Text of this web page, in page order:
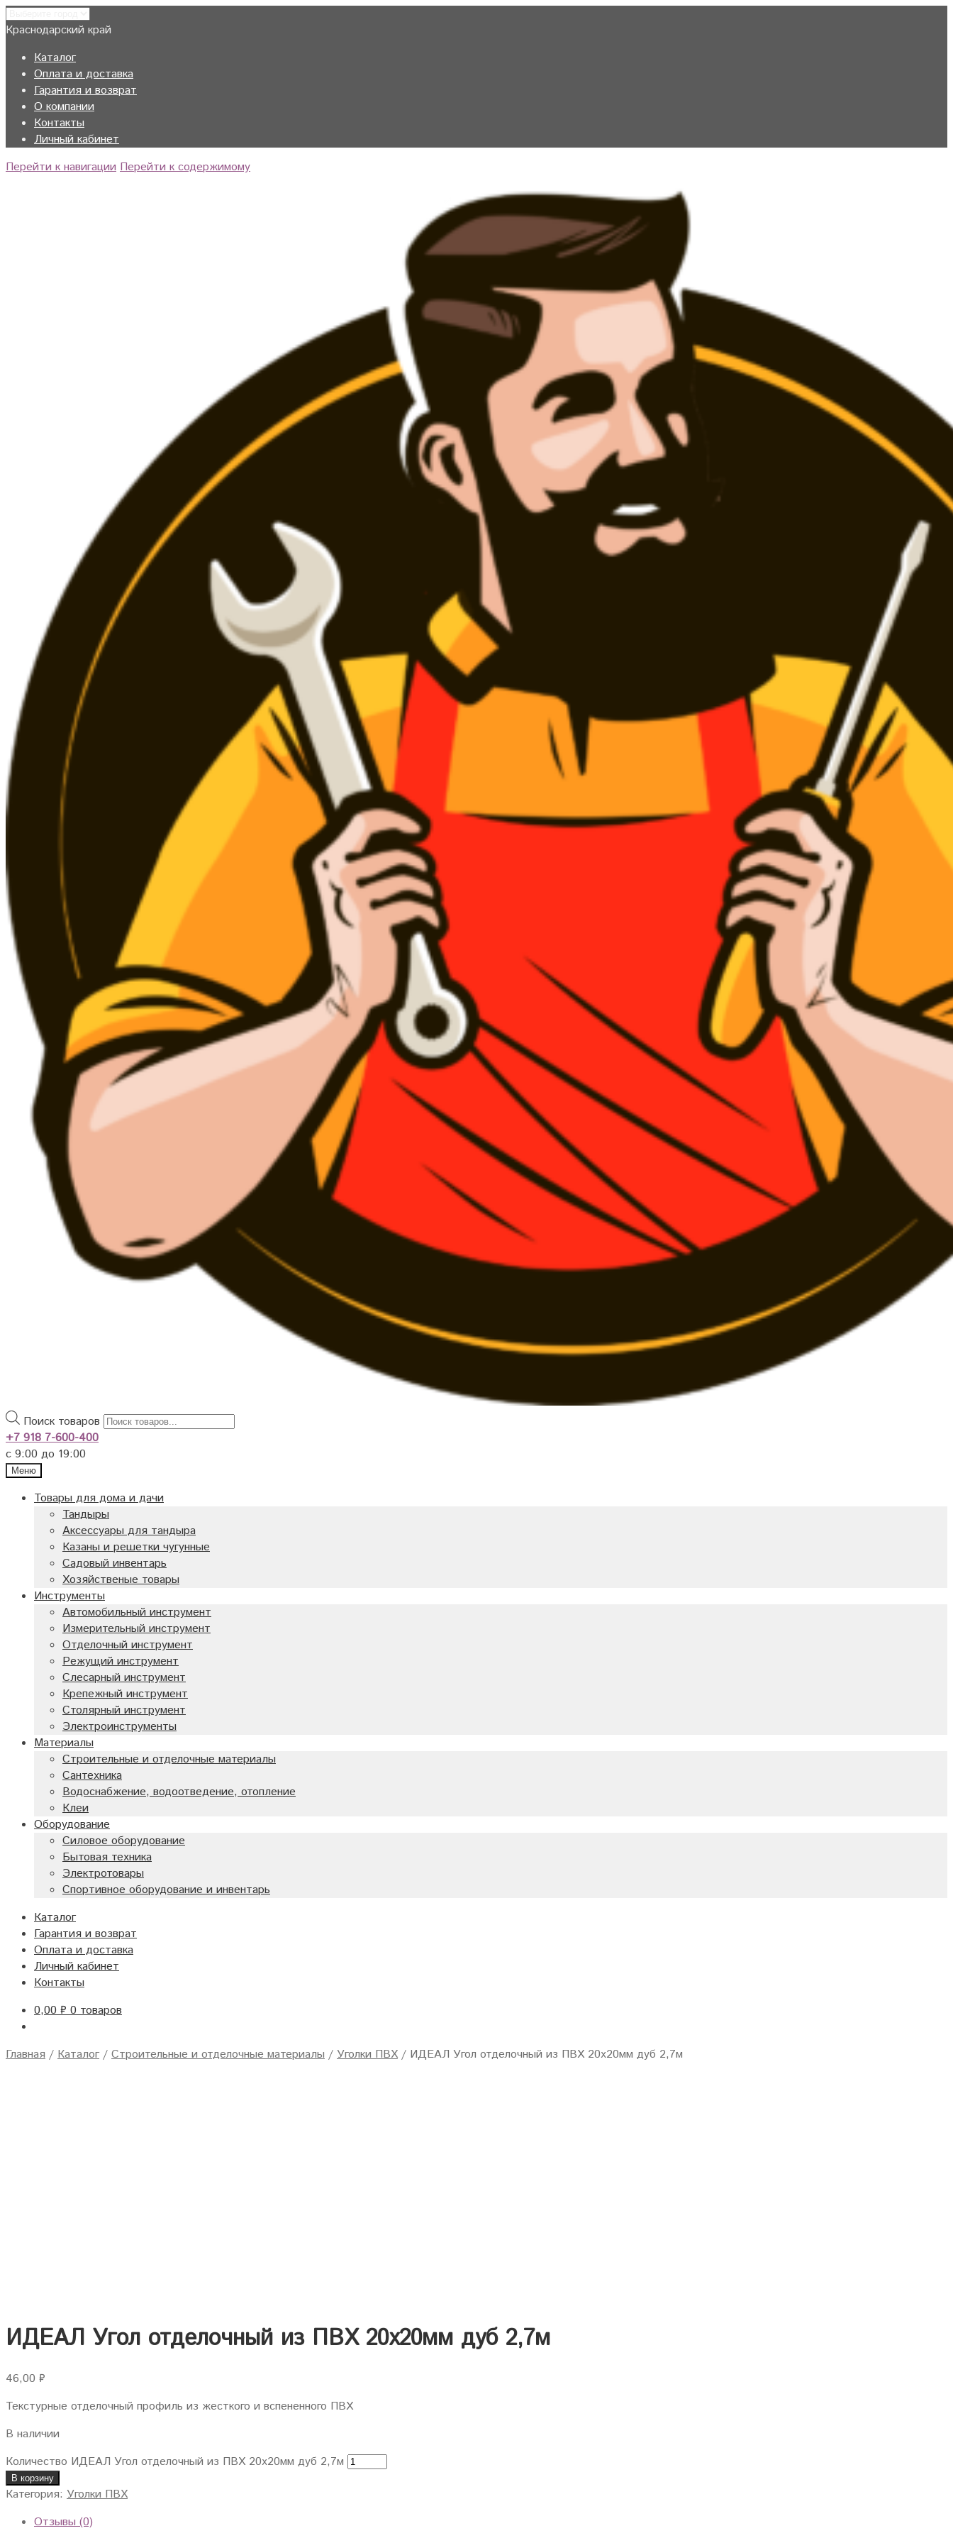
Краснодарский край
Каталог
Оплата и доставка
Гарантия и возврат
О компании
Контакты
Личный кабинет
Перейти к навигации Перейти к содержимому
Поиск товаров
+7 918 7-600-400
с 9:00 до 19:00
Меню
Товары для дома и дачи
Тандыры
Аксессуары для тандыра
Казаны и решетки чугунные
Садовый инвентарь
Хозяйственые товары
Инструменты
Автомобильный инструмент
Измерительный инструмент
Отделочный инструмент
Режущий инструмент
Слесарный инструмент
Крепежный инструмент
Столярный инструмент
Электроинструменты
Материалы
Строительные и отделочные материалы
Сантехника
Водоснабжение, водоотведение, отопление
Клеи
Оборудование
Силовое оборудование
Бытовая техника
Электротовары
Спортивное оборудование и инвентарь
Каталог
Гарантия и возврат
Оплата и доставка
Личный кабинет
Контакты
0,00₽ 0 товаров
Главная / Каталог / Строительные и отделочные материалы / Уголки ПВХ / ИДЕАЛ Угол отделочный из ПВХ 20х20мм дуб 2,7м
ИДЕАЛ Угол отделочный из ПВХ 20х20мм дуб 2,7м
46,00 ₽
Текстурные отделочный профиль из жесткого и вспененного ПВХ
В наличии
Количество ИДЕАЛ Угол отделочный из ПВХ 20х20мм дуб 2,7м
В корзину
Категория: Уголки ПВХ
Отзывы (0)